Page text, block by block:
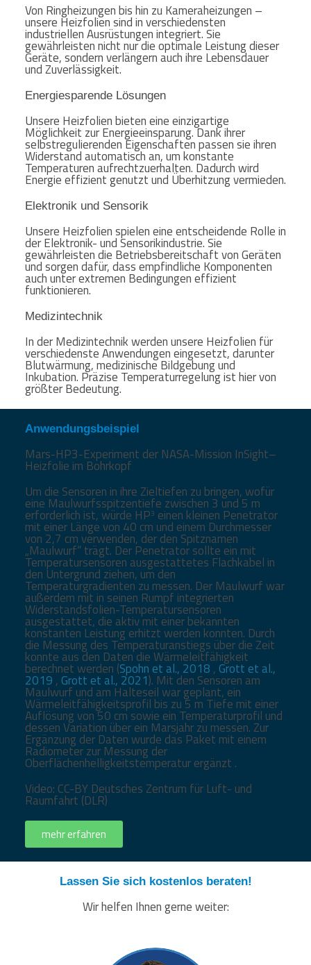
Von Ringheizungen bis hin zu Kameraheizungen –
unsere Heizfolien sind in verschiedensten
industriellen Ausrüstungen integriert. Sie
gewährleisten nicht nur die optimale Leistung dieser
Geräte, sondern verlängern auch ihre Lebensdauer
und Zuverlässigkeit.
Energiesparende Lösungen
Unsere Heizfolien bieten eine einzigartige
Möglichkeit zur Energieeinsparung. Dank ihrer
selbstregulierenden Eigenschaften passen sie ihren
Widerstand automatisch an, um konstante
Temperaturen aufrechtzuerhalten. Dadurch wird
Energie effizient genutzt und Überhitzung vermieden.
Elektronik und Sensorik
Unsere Heizfolien spielen eine entscheidende Rolle in
der Elektronik- und Sensorikindustrie. Sie
gewährleisten die Betriebsbereitschaft von Geräten
und sorgen dafür, dass empfindliche Komponenten
auch unter extremen Bedingungen effizient
funktionieren.
Medizintechnik
In der Medizintechnik werden unsere Heizfolien für
verschiedenste Anwendungen eingesetzt, darunter
Blutwärmung, medizinische Bildgebung und
Inkubation. Präzise Temperaturregelung ist hier von
größter Bedeutung.
Anwendungsbeispiel
Mars-HP3-Experiment der NASA-Mission InSight–
Heizfolie im Bohrkopf
Um die Sensoren in ihre Zieltiefen zu bringen, wofür
eine Maulwurfsspitzentiefe zwischen 3 und 5 m
erforderlich ist, würde HP3 einen kleinen Penetrator
mit einer Länge von 40 cm und einem Durchmesser
von 2,7 cm verwenden, der den Spitznamen
„Maulwurf“ trägt. Der Penetrator sollte ein mit
Temperatursensoren ausgestattetes Flachkabel in
den Untergrund ziehen, um den
Temperaturgradienten zu messen. Der Maulwurf war
außerdem mit in seinen Rumpf integrierten
Widerstandsfolien-Temperatursensoren
ausgestattet, die aktiv mit einer bekannten
konstanten Leistung erhitzt werden konnten. Durch
die Messung des Temperaturanstiegs über die Zeit
konnte aus den Daten die Wärmeleitfähigkeit
berechnet werden (Spohn et al., 2018 , Grott et al.,
2019 , Grott et al., 2021). Mit den Sensoren am
Maulwurf und am Halteseil war geplant, ein
Wärmeleitfähigkeitsprofil bis zu 5 m Tiefe mit einer
Auflösung von 50 cm sowie ein Temperaturprofil und
dessen Variation über ein Marsjahr zu messen. Zur
Ergänzung der Daten wurde das Paket mit einem
Radiometer zur Messung der
Oberflächenhelligkeitstemperatur ergänzt .
Video: CC-BY Deutsches Zentrum für Luft- und
Raumfahrt (DLR)
mehr erfahren
Lassen Sie sich kostenlos beraten!
Wir helfen Ihnen gerne weiter: